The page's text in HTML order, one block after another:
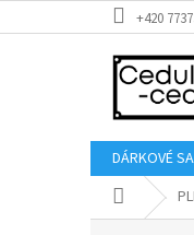
na
+420
DÁRKOVÉ
Domů